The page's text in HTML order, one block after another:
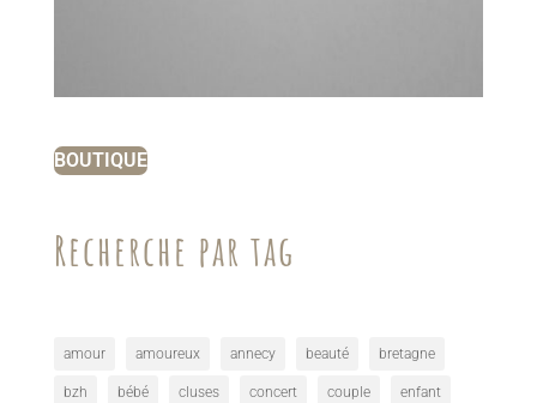
BOUTIQUE
Recherche par tag
amour amoureux annecy beauté bretagne
bzh bébé cluses concert couple enfant